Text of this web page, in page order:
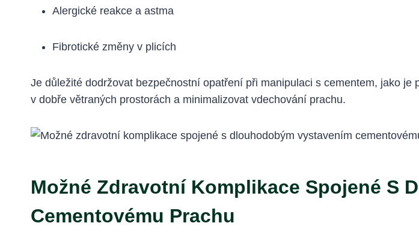
Alergické reakce a astma
Fibrotické změny v plicích
Je důležité dodržovat bezpečnostní opatření při manipulaci s cementem, jako
v dobře větraných prostorách a minimalizovat vdechování prachu.
Možné Zdravotní Komplikace Spojené S
Cementovému Prachu